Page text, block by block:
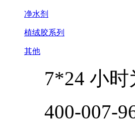
净水剂
植绒胶系列
其他
7*24 小时
400-007-